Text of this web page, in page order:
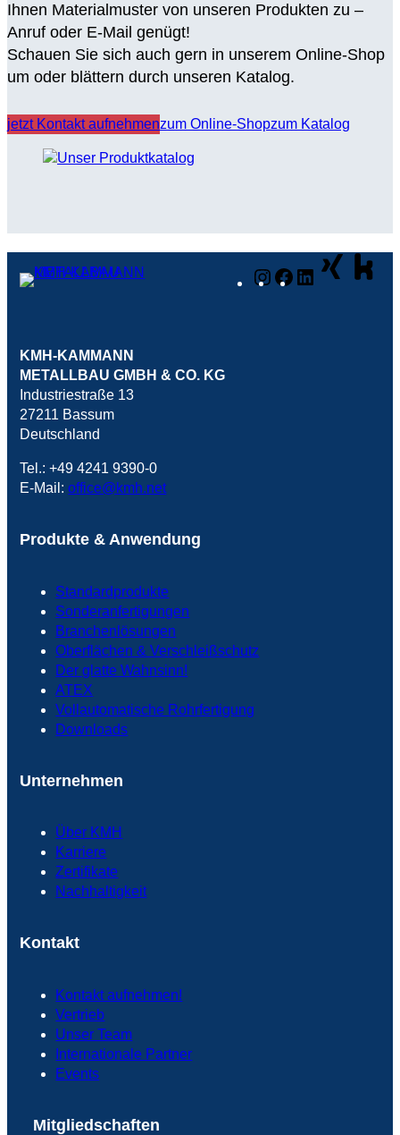
Ihnen Materialmuster von unseren Produkten zu –
Anruf oder E-Mail genügt!
Schauen Sie sich auch gern in unserem Online-Shop
um oder blättern durch unseren Katalog.
jetzt Kontakt aufnehmenzum Online-Shopzum Katalog
Instagram
Facebook
LinkedIn
KMH-KAMMANN
METALLBAU GMBH & CO. KG
Industriestraße 13
27211 Bassum
Deutschland
Tel.: +49 4241 9390-0
E-Mail:office@kmh.net
Produkte & Anwendung
Standardprodukte
Sonderanfertigungen
Branchenlösungen
Oberflächen & Verschleißschutz
Der glatte Wahnsinn!
ATEX
Vollautomatische Rohrfertigung
Downloads
Unternehmen
Über KMH
Karriere
Zertifikate
Nachhaltigkeit
Kontakt
Kontakt aufnehmen!
Vertrieb
Unser Team
Internationale Partner
Events
Mitgliedschaften